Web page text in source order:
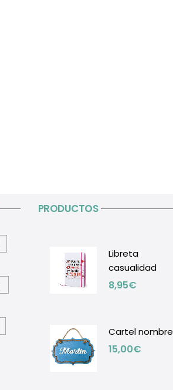
PRODUCTOS
Libreta
casualidad
8,95€
Cartel nombre
15,00€